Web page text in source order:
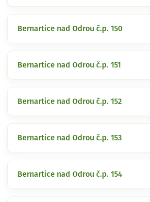
Bernartice nad Odrou č.p. 150
Bernartice nad Odrou č.p. 151
Bernartice nad Odrou č.p. 152
Bernartice nad Odrou č.p. 153
Bernartice nad Odrou č.p. 154